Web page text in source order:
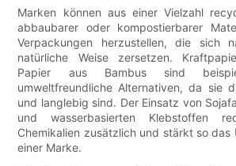
Marken können aus einer Vielzahl
abbaubarer oder kompostierbarer
Verpackungen herzustellen, die sich
natürliche Weise zersetzen.
Papier aus Bambus sind
umweltfreundliche Alternativen, da sie
und langlebig sind. Der Einsatz von
und wasserbasierten Klebstoffen
Chemikalien zusätzlich und stärkt so das
einer Marke.